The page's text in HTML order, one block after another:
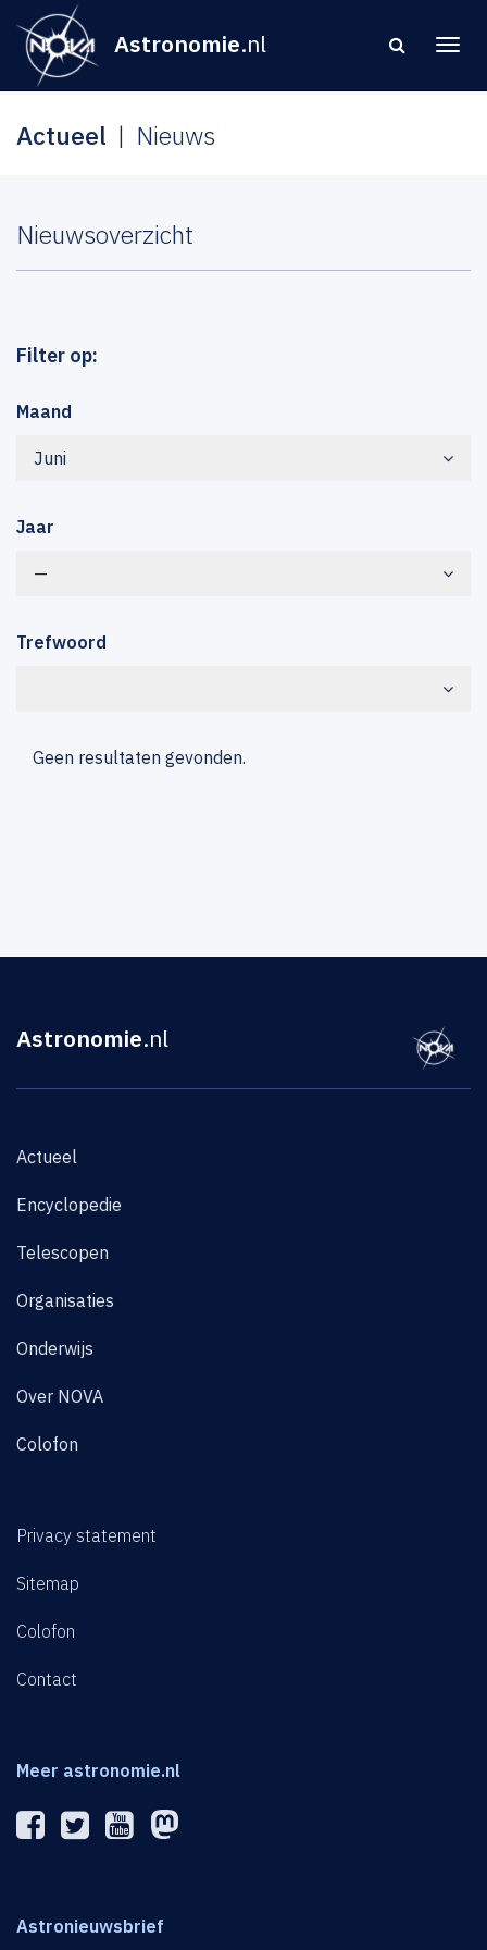
Astronomie.nl
Actueel Nieuws
Nieuwsoverzicht
Filter op:
Maand
Juni
Jaar
—
Trefwoord
Geen resultaten gevonden.
Astronomie.nl
Actueel
Encyclopedie
Telescopen
Organisaties
Onderwijs
Over NOVA
Colofon
Privacy statement
Sitemap
Colofon
Contact
Meer astronomie.nl
Astronieuwsbrief